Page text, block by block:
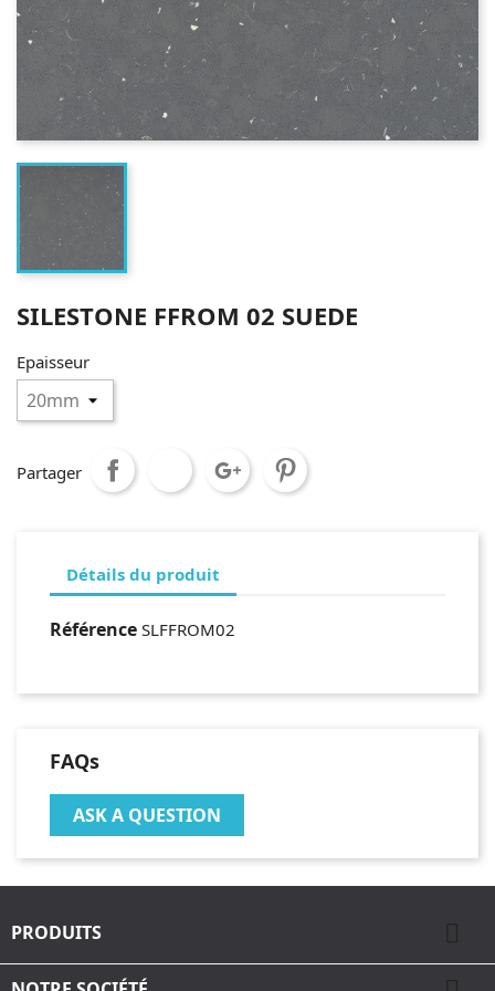
SILESTONE FFROM 02 SUEDE
Epaisseur
Partager
Détails du produit
Référence SLFFROM02
FAQs
ASK A QUESTION
PRODUITS 